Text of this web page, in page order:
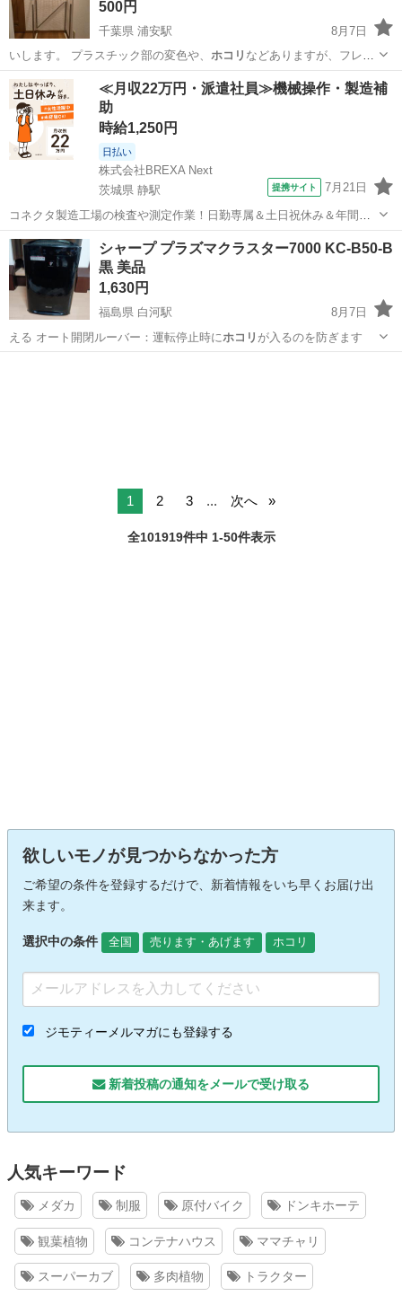
500円
千葉県 浦安駅
8月7日
いします。 プラスチック部の変色や、 ホコリ などありますが、フレー
ムはステンレス製…
千葉 浦安市 浦安駅 収納家具
≪月収22万円・派遣社員≫機械操作・製造補
助
時給1,250円
日払い
株式会社BREXA Next
茨城県 静駅
提携サイト 7月21日
コネクタ製造工場の検査や測定作業！日勤専属＆土日祝休み＆年間休
日128日★クリーンルーム内作業★マイカー通勤OK＆無料駐車場あり
★就業先食堂利用可！日払い制度あり！《茨城県常陸大宮市》 人気の
工場のお仕事 ◇コネクタ製造工...
茨城 常陸大宮市 静駅 その他
シャープ プラズマクラスター7000 KC-B50-B
黒 美品
1,630円
福島県 白河駅
8月7日
える オート開閉ルーバー：運転停止時に ホコリ が入るのを防ぎます
1 2 3 ... 次へ
全101919件中 1-50件表示
欲しいモノが見つからなかった方
ご希望の条件を登録するだけで、新着情報をいち早くお届け出
来ます。
選択中の条件 全国 売ります・あげます ホコリ
ジモティーメルマガにも登録する
新着投稿の通知をメールで受け取る
人気キーワード
メダカ 制服 原付バイク ドンキホーテ
観葉植物 コンテナハウス ママチャリ
スーパーカブ 多肉植物 トラクター